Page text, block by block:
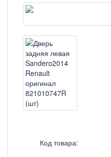
Код товара: